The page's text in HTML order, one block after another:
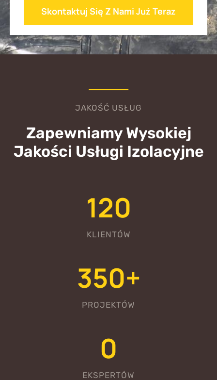
Skontaktuj Się Z Nami Już Teraz
JAKOŚĆ USŁUG
Zapewniamy Wysokiej
Jakości Usługi Izolacyjne
120
KLIENTÓW
350+
PROJEKTÓW
0
EKSPERTÓW